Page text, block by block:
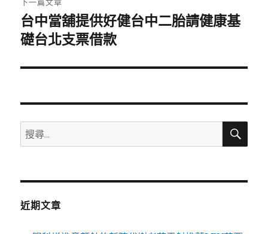
下
一
文
台中當舖提供好健台中二胎請健康基
礎台北支票借款
搜
尋
鍵
搜
近期文章